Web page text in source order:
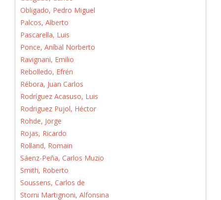
Obligado, Pedro Miguel
Palcos, Alberto
Pascarella, Luis
Ponce, Aníbal Norberto
Ravignani, Emilio
Rebolledo, Efrén
Rébora, Juan Carlos
Rodríguez Acasuso, Luis
Rodriguez Pujol, Héctor
Rohde, Jorge
Rojas, Ricardo
Rolland, Romain
Sáenz-Peña, Carlos Muzio
Smith, Roberto
Soussens, Carlos de
Storni Martignoni, Alfonsina